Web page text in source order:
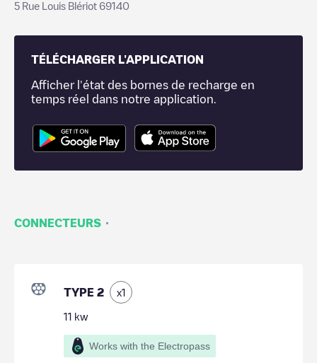
5 Rue Louis Blériot 69140
TÉLÉCHARGER L'APPLICATION
Afficher l'état des bornes de recharge en
temps réel dans notre application.
CONNECTEURS ·
TYPE 2 x1
11 kw
Works with the Electropass